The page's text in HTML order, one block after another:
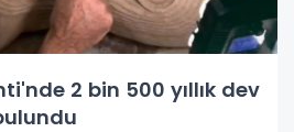
2 bin 500 yıllık dev